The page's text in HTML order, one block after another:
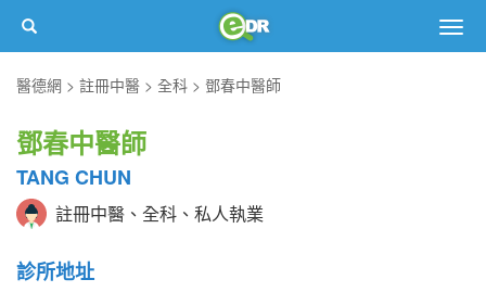
醫德網
註冊中醫 全科 鄧春中醫師
鄧春中醫師
TANG CHUN
註冊中醫、全科、私人執業
診所地址